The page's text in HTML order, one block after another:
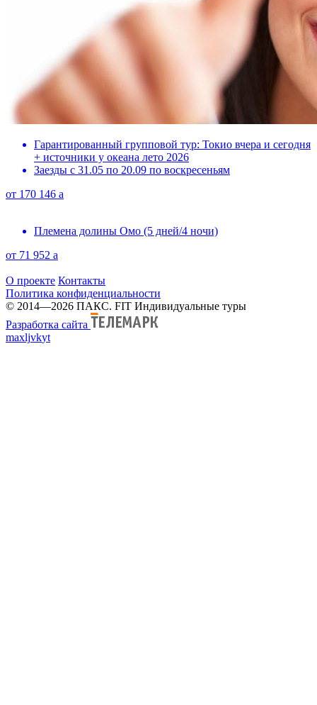
Гарантированный групповой тур: Токио вчера и сегодня
+ источники у океана лето 2026
Заезды с 31.05 по 20.09 по воскресеньям
от 170 146 a
Племена долины Омо (5 дней/4 ночи)
от 71 952 a
О проекте Контакты
Политика конфиденциальности
© 2014—2026 ПАКС. FIT Индивидуальные туры
Разработка сайта
maxljvkyt